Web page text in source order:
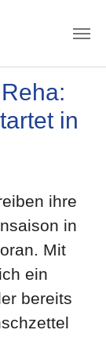
in
ihre
in
Mit
ein
bereits